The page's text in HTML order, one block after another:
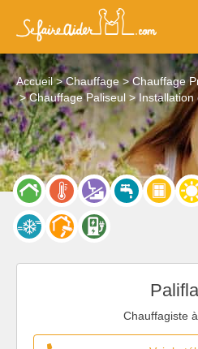
Accueil Chauffage
Chauffage
Chauffage Paliseul
Installation
Chauffagiste